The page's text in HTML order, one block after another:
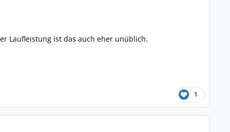
Laufleistung ist das auch eher unüblich.
1